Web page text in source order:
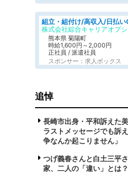
株式会社綜合キャリアオプ
熊本県 菊陽町
時給1,600円～2,000円
正社員 / 派遣社員
スポンサー：求人ボックス
追悼
長崎市出身・平和訴えた
ラストメッセージでも訴
争なんか起こりません」
つげ義春さんと白土三平
家、二人の「違い」とは？